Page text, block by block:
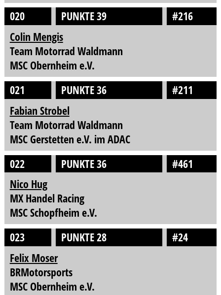
020
PUNKTE 39
#216
Colin Mengis
Team Motorrad Waldmann
MSC Obernheim e.V.
021
PUNKTE 36
#211
Fabian Strobel
Team Motorrad Waldmann
MSC Gerstetten e.V. im ADAC
022
PUNKTE 36
#461
Nico Hug
MX Handel Racing
MSC Schopfheim e.V.
023
PUNKTE 28
#24
Felix Moser
BRMotorsports
MSC Obernheim e.V.